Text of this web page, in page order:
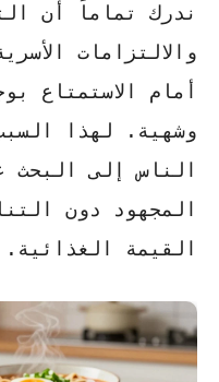
ندرك تماماً أن
والالتزامات
أمام
الاستمتاع
وشهية. لهذا
الناس إلى البحث
المجهود دون
القيمة الغذائية.